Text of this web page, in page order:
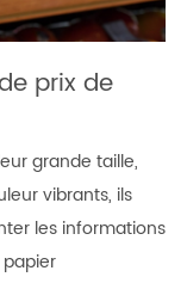
prix de
grande taille,
vibrants, ils
les informations